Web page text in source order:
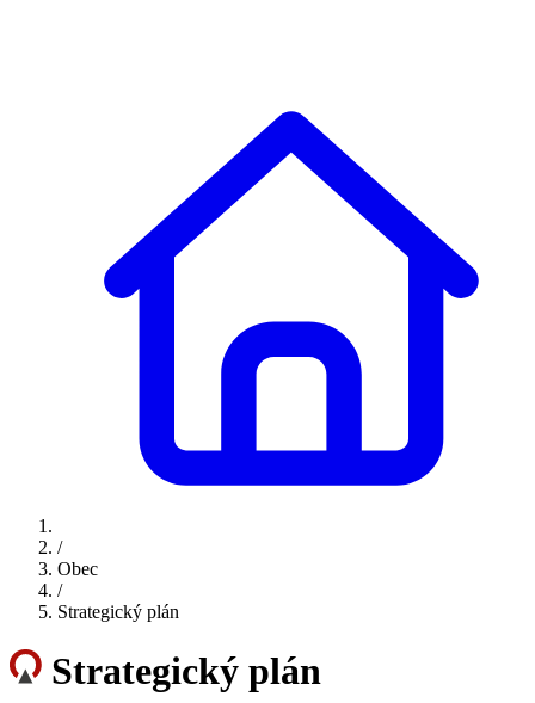
/
Obec
/
Strategický plán
Strategický plán